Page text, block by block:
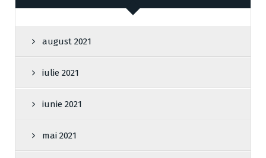
august 2021
iulie 2021
iunie 2021
mai 2021